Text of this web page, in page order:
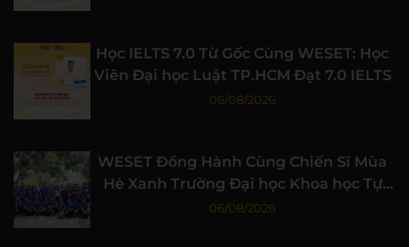
Học IELTS 7.0 Từ Gốc Cùng WESET: Học
Viên Đại học Luật TP.HCM Đạt 7.0 IELTS
06/08/2026
WESET Đồng Hành Cùng Chiến Sĩ Mùa
Hè Xanh Trường Đại học Khoa học Tự
nhiên, ĐHQG-HCM
06/08/2026